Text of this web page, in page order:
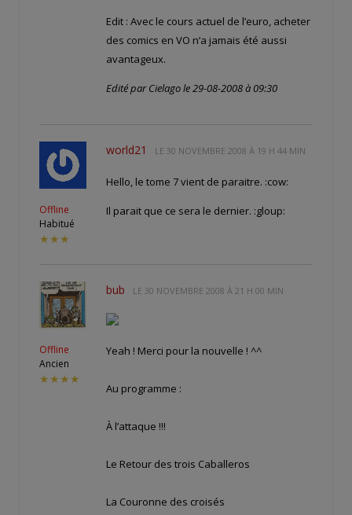
Edit : Avec le cours actuel de l’euro, acheter
des comics en VO n’a jamais été aussi
avantageux.
Edité par Cielago le 29-08-2008 à 09:30
Offline
Habitué
★★★
world21 LE 30 NOVEMBRE 2008 À 19 H 44 MIN
Hello, le tome 7 vient de paraitre. :cow:
Il parait que ce sera le dernier. :gloup:
Offline
Ancien
★★★★
bub LE 30 NOVEMBRE 2008 À 21 H 00 MIN
Yeah ! Merci pour la nouvelle ! ^^
Au programme :
À l’attaque !!!
Le Retour des trois Caballeros
La Couronne des croisés